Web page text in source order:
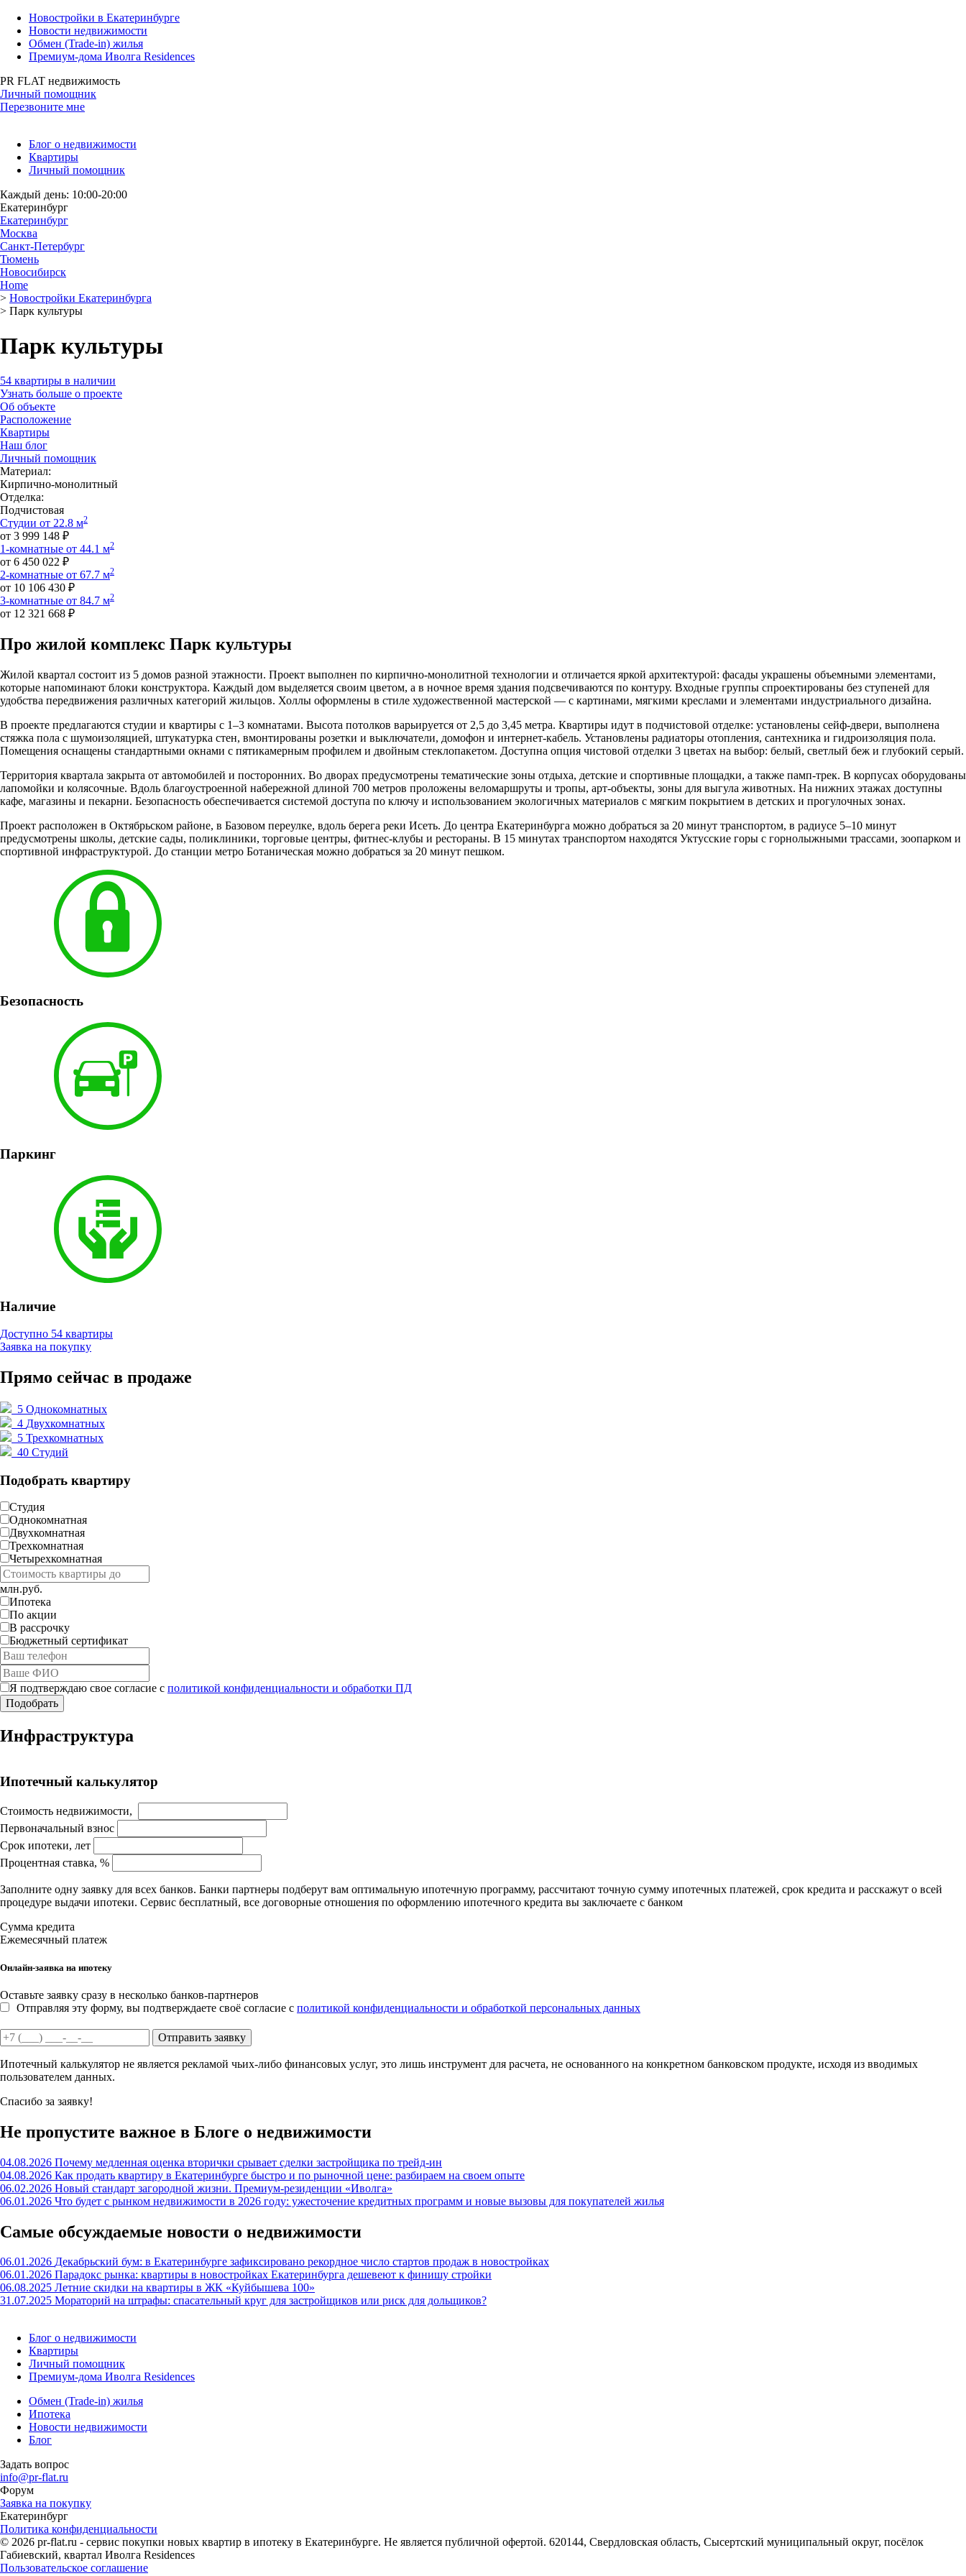
Новостройки в Екатеринбурге
Новости недвижимости
Обмен (Trade-in) жилья
Премиум-дома Иволга Residences
PR FLAT недвижимость
Личный помощник
Перезвоните мне
Блог о недвижимости
Квартиры
Личный помощник
Каждый день: 10:00-20:00
Екатеринбург
Екатеринбург
Москва
Санкт-Петербург
Тюмень
Новосибирск
Home
> Новостройки Екатеринбурга
> Парк культуры
Парк культуры
54 квартиры в наличии
Узнать больше о проекте
Об объекте
Расположение
Квартиры
Наш блог
Личный помощник
Материал:
Кирпично-монолитный
Отделка:
Подчистовая
Студии от 22.8 м2
от 3 999 148 ₽
1-комнатные от 44.1 м2
от 6 450 022 ₽
2-комнатные от 67.7 м2
от 10 106 430 ₽
3-комнатные от 84.7 м2
от 12 321 668 ₽
Про жилой комплекс Парк культуры
Жилой квартал состоит из 5 домов разной этажности. Проект выполнен по кирпично-монолитной технологии и отличается яркой архитектурой: фасады украшены объемными элементами,
которые напоминают блоки конструктора. Каждый дом выделяется своим цветом, а в ночное время здания подсвечиваются по контуру. Входные группы спроектированы без ступеней для
удобства передвижения различных категорий жильцов. Холлы оформлены в стиле художественной мастерской — с картинами, мягкими креслами и элементами индустриального дизайна.
В проекте предлагаются студии и квартиры с 1–3 комнатами. Высота потолков варьируется от 2,5 до 3,45 метра. Квартиры идут в подчистовой отделке: установлены сейф-двери, выполнена
стяжка пола с шумоизоляцией, штукатурка стен, вмонтированы розетки и выключатели, домофон и интернет-кабель. Установлены радиаторы отопления, сантехника и гидроизоляция пола.
Помещения оснащены стандартными окнами с пятикамерным профилем и двойным стеклопакетом. Доступна опция чистовой отделки 3 цветах на выбор: белый, светлый беж и глубокий серый.
Территория квартала закрыта от автомобилей и посторонних. Во дворах предусмотрены тематические зоны отдыха, детские и спортивные площадки, а также памп-трек. В корпусах оборудованы
лапомойки и колясочные. Вдоль благоустроенной набережной длиной 700 метров проложены веломаршруты и тропы, арт-объекты, зоны для выгула животных. На нижних этажах доступны
кафе, магазины и пекарни. Безопасность обеспечивается системой доступа по ключу и использованием экологичных материалов с мягким покрытием в детских и прогулочных зонах.
Проект расположен в Октябрьском районе, в Базовом переулке, вдоль берега реки Исеть. До центра Екатеринбурга можно добраться за 20 минут транспортом, в радиусе 5–10 минут
предусмотрены школы, детские сады, поликлиники, торговые центры, фитнес-клубы и рестораны. В 15 минутах транспортом находятся Уктусские горы с горнолыжными трассами, зоопарком и
спортивной инфраструктурой. До станции метро Ботаническая можно добраться за 20 минут пешком.
Безопасность
Паркинг
Наличие
Доступно 54 квартиры
Заявка на покупку
Прямо сейчас в продаже
5 Однокомнатных
4 Двухкомнатных
5 Трехкомнатных
40 Студий
Подобрать квартиру
Студия
Однокомнатная
Двухкомнатная
Трехкомнатная
Четырехкомнатная
млн.руб.
Ипотека
По акции
В рассрочку
Бюджетный сертификат
Я подтверждаю свое согласие с политикой конфиденциальности и обработки ПД
Инфраструктура
Ипотечный калькулятор
Стоимость недвижимости,
Первоначальный взнос
Срок ипотеки, лет
Процентная ставка, %
Заполните одну заявку для всех банков. Банки партнеры подберут вам оптимальную ипотечную программу, рассчитают точную сумму ипотечных платежей, срок кредита и расскажут о всей
процедуре выдачи ипотеки. Сервис бесплатный, все договорные отношения по оформлению ипотечного кредита вы заключаете с банком
Сумма кредита
Ежемесячный платеж
Онлайн-заявка на ипотеку
Оставьте заявку сразу в несколько банков-партнеров
Отправляя эту форму, вы подтверждаете своё согласие с политикой конфиденциальности и обработкой персональных данных
Отправить заявку
Ипотечный калькулятор не является рекламой чьих-либо финансовых услуг, это лишь инструмент для расчета, не основанного на конкретном банковском продукте, исходя из вводимых
пользователем данных.
Спасибо за заявку!
Не пропустите важное в Блоге о недвижимости
04.08.2026 Почему медленная оценка вторички срывает сделки застройщика по трейд-ин
04.08.2026 Как продать квартиру в Екатеринбурге быстро и по рыночной цене: разбираем на своем опыте
06.02.2026 Новый стандарт загородной жизни. Премиум-резиденции «Иволга»
06.01.2026 Что будет с рынком недвижимости в 2026 году: ужесточение кредитных программ и новые вызовы для покупателей жилья
Самые обсуждаемые новости о недвижимости
06.01.2026 Декабрьский бум: в Екатеринбурге зафиксировано рекордное число стартов продаж в новостройках
06.01.2026 Парадокс рынка: квартиры в новостройках Екатеринбурга дешевеют к финишу стройки
06.08.2025 Летние скидки на квартиры в ЖК «Куйбышева 100»
31.07.2025 Мораторий на штрафы: спасательный круг для застройщиков или риск для дольщиков?
Блог о недвижимости
Квартиры
Личный помощник
Премиум-дома Иволга Residences
Обмен (Trade-in) жилья
Ипотека
Новости недвижимости
Блог
Задать вопрос
info@pr-flat.ru
Форум
Заявка на покупку
Екатеринбург
Политика конфиденциальности
© 2026 pr-flat.ru - сервис покупки новых квартир в ипотеку в Екатеринбурге. Не является публичной офертой. 620144, Свердловская область, Сысертский муниципальный округ, посёлок
Габиевский, квартал Иволга Residences
Пользовательское соглашение